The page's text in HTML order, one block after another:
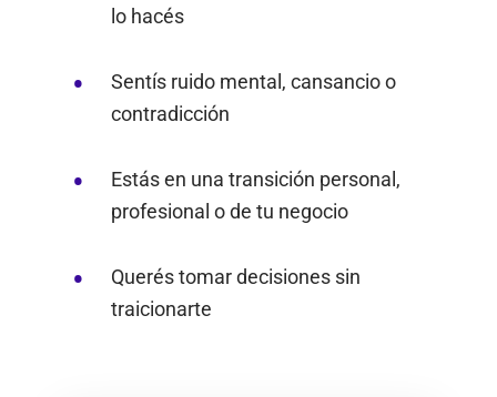
lo hacés
Sentís ruido mental, cansancio o
contradicción
Estás en una transición personal,
profesional o de tu negocio
Querés tomar decisiones sin
traicionarte